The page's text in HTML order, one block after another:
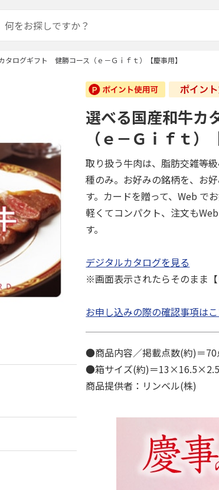
タログギフト 健勝コース（ｅ－Ｇｉｆｔ）【慶事用】
選べる国産和牛
（ｅ－Ｇｉｆｔ）
取り扱う牛肉は、脂肪交雑等
種のみ。お好みの銘柄を、お
す。カードを贈って、Web で
軽くてコンパクト、注文も
す。
デジタルカタログを見る
※画面表示されたらそのまま【
お申し込みの際の確認事項は
●商品内容／掲載点数(約)＝70
●箱サイズ(約)＝
商品提供者：リンベル(株)